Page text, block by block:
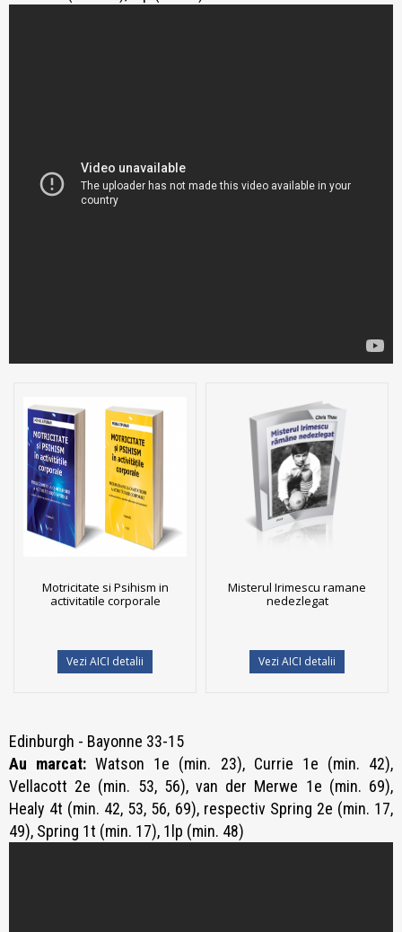
Motricitate si Psihism in
activitatile corporale
Vezi AICI detalii
Misterul Irimescu ramane
nedezlegat
Vezi AICI detalii
Edinburgh - Bayonne 33-15
Au marcat: Watson 1e (min. 23), Currie 1e (min. 42),
Vellacott 2e (min. 53, 56), van der Merwe 1e (min. 69),
Healy 4t (min. 42, 53, 56, 69), respectiv Spring 2e (min. 17,
49), Spring 1t (min. 17), 1lp (min. 48)